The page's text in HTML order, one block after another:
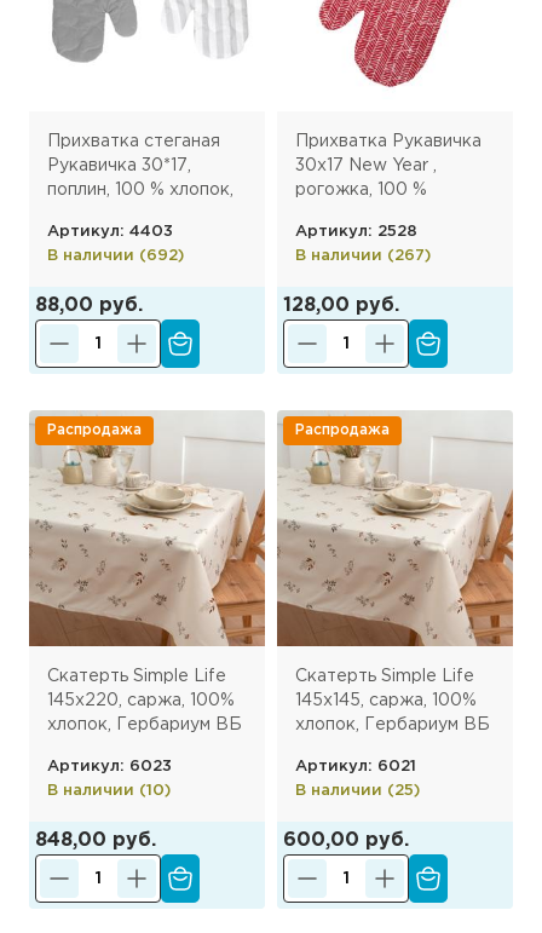
Прихватка стеганая
Рукавичка 30*17,
поплин, 100 % хлопок,
Артикул: 4403
В наличии (692)
88,00 руб.
Прихватка Рукавичка
30х17 New Year ,
рогожка, 100 %
красная
Артикул: 2528
В наличии (267)
128,00 руб.
Распродажа
Скатерть Simple Life
145х220, саржа, 100%
хлопок, Гербариум ВБ
Артикул: 6023
В наличии (10)
848,00 руб.
Распродажа
Скатерть Simple Life
145х145, саржа, 100%
хлопок, Гербариум ВБ
Артикул: 6021
В наличии (25)
600,00 руб.